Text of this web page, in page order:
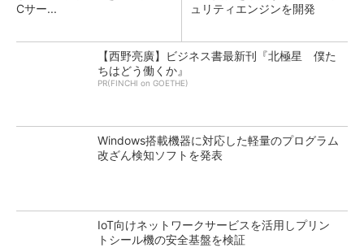
Cサー...
ュリティエンジンを開発
【西野亮廣】ビジネス書最新刊『北極星 僕た
ちはどう働くか』
PR(FINCHI on GOETHE)
Windows搭載機器に対応した軽量のプログラム
改ざん検知ソフトを発表
IoT向けネットワークサービスを活用しプリン
トシール機の安全基盤を検証